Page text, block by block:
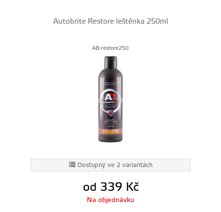
Autobrite Restore leštěnka 250ml
AB-restore250
Dostupný ve 2 variantách
od 339 Kč
Na objednávku